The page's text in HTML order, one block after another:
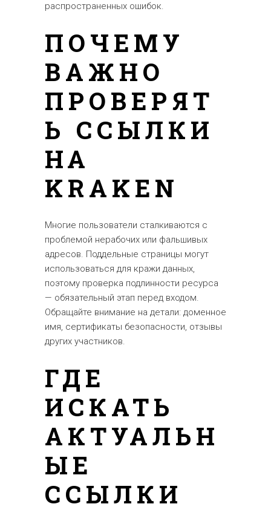
распространенных ошибок.
ПОЧЕМУ
ВАЖНО
ПРОВЕРЯТ
Ь ССЫЛКИ
НА
KRAKEN
Многие пользователи сталкиваются с
проблемой нерабочих или фальшивых
адресов. Поддельные страницы могут
использоваться для кражи данных,
поэтому проверка подлинности ресурса
— обязательный этап перед входом.
Обращайте внимание на детали: доменное
имя, сертификаты безопасности, отзывы
других участников.
ГДЕ
ИСКАТЬ
АКТУАЛЬН
ЫЕ
ССЫЛКИ